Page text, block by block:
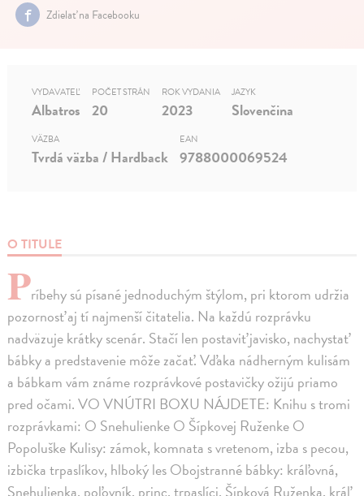
Zdielať na Facebooku
O TITULE
Príbehy sú písané jednoduchým štýlom, pri ktorom udržia
pozornosť aj tí najmenší čitatelia. Na každú rozprávku
nadväzuje krátky scenár. Stačí len postaviť javisko, nachystať
bábky a predstavenie môže začať. Vďaka nádherným kulisám
a bábkam vám známe rozprávkové postavičky ožijú priamo
pred očami. VO VNÚTRI BOXU NÁJDETE: Knihu s tromi
rozprávkami: O Snehulienke O Šípkovej Ruženke O
Popoluške Kulisy: zámok, komnata s vretenom, izba s pecou,
izbička trpaslíkov, hlboký les Obojstranné bábky: kráľovná,
Snehulienka, poľovník, princ, trpaslíci, Šípková Ruženka, kráľ
VYDAVATEĽ
Albatros
POČET STRÁN
20
ROK VYDANIA
2023
JAZYK
Slovenčina
VÄZBA
Tvrdá väzba / Hardback
EAN
9788000069524